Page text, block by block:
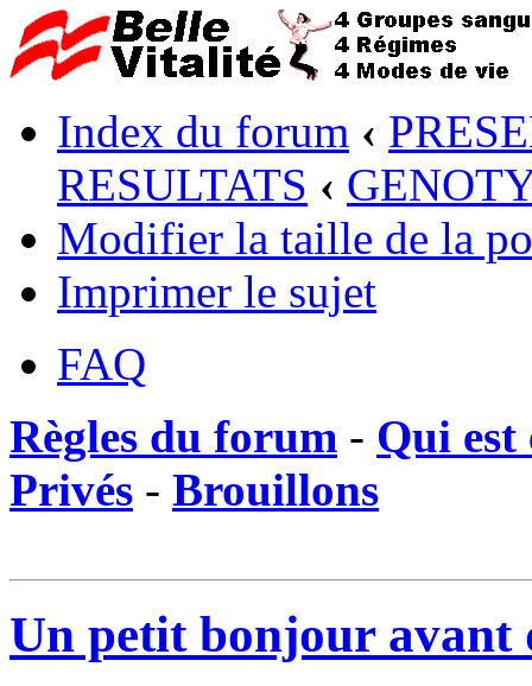
Index du forum ‹
RESULTATS ‹
Modifier la taille de la
Imprimer le sujet
FAQ
Règles du forum - Qui est
Privés - Brouillons
Un petit bonjour